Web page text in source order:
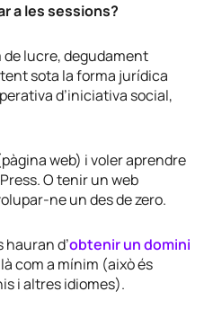
a les sessions?
de lucre, degudament
sota la forma jurídica
d’iniciativa social,
web) i voler aprendre
O tenir un web
ne un des de zero.
d’obtenir un domini
com a mínim (això és
i altres idiomes).